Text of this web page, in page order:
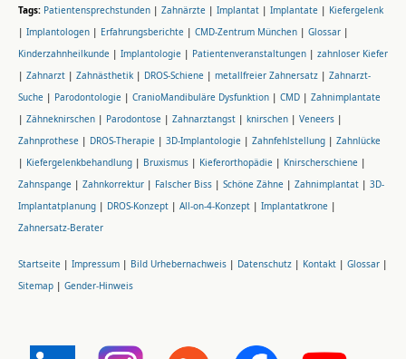
Tags: Patientensprechstunden | Zahnärzte | Implantat | Implantate | Kiefergelenk
| Implantologen | Erfahrungsberichte | CMD-Zentrum München | Glossar |
Kinderzahnheilkunde | Implantologie | Patientenveranstaltungen | zahnloser Kiefer
| Zahnarzt | Zahnästhetik | DROS-Schiene | metallfreier Zahnersatz | Zahnarzt-
Suche | Parodontologie | CranioMandibuläre Dysfunktion | CMD | Zahnimplantate
| Zähneknirschen | Parodontose | Zahnarztangst | knirschen | Veneers |
Zahnprothese | DROS-Therapie | 3D-Implantologie | Zahnfehlstellung | Zahnlücke
| Kiefergelenkbehandlung | Bruxismus | Kieferorthopädie | Knirscherschiene |
Zahnspange | Zahnkorrektur | Falscher Biss | Schöne Zähne | Zahnimplantat | 3D-
Implantatplanung | DROS-Konzept | All-on-4-Konzept | Implantatkrone |
Zahnersatz-Berater
Startseite | Impressum | Bild Urhebernachweis | Datenschutz | Kontakt | Glossar |
Sitemap | Gender-Hinweis